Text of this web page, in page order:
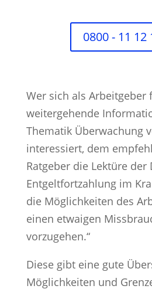
0800 - 11 12
Wer sich als Arbeitgeber
weitergehende
Thematik Überwachung
interessiert, dem
Ratgeber die Lektüre der
Entgeltfortzahlung im
die Möglichkeiten des
einen etwaigen
vorzugehen.“
Diese gibt eine gute
Möglichkeiten und